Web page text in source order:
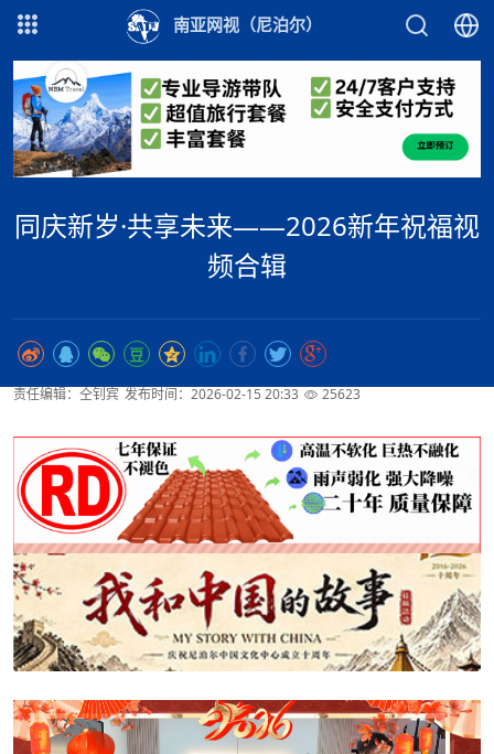
南亚网视（尼泊尔）
同庆新岁·共享未来——2026新年祝福视
频合辑
责任编辑：仝钊宾 发布时间：2026-02-15 20:33 25623